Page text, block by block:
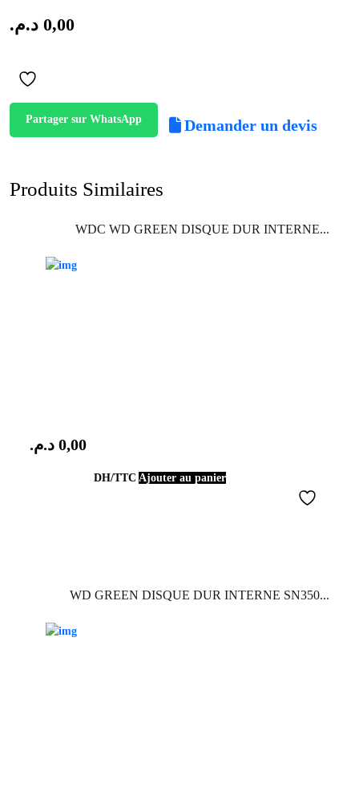
0,00 د.م.
Partager sur WhatsApp Demander un devis
Produits Similaires
WDC WD GREEN DISQUE DUR INTERNE...
0,00 د.م.
DH/TTC Ajouter au panier
WD GREEN DISQUE DUR INTERNE SN350...